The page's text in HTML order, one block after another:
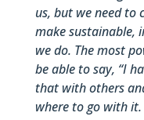
us, but we need to
make sustainable,
we do. The most
be able to say, “I
that with others
where to go with